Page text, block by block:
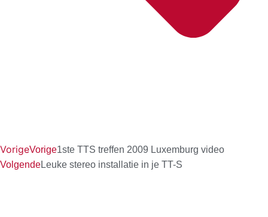
VorigeVorige1ste TTS treffen 2009 Luxemburg video
VolgendeLeuke stereo installatie in je TT-S